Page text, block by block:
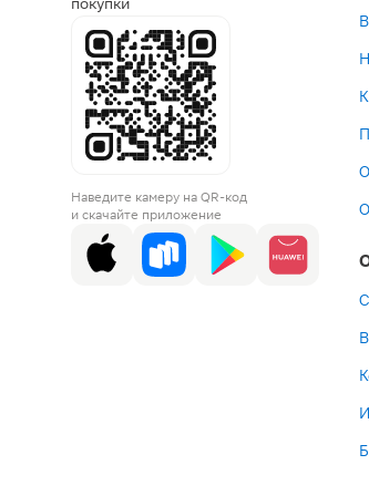
Наведите камеру на QR-код
и скачайте приложение